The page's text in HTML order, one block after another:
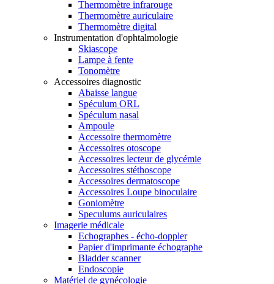
Thermomètre infrarouge
Thermomètre auriculaire
Thermomètre digital
Instrumentation d'ophtalmologie
Skiascope
Lampe à fente
Tonomètre
Accessoires diagnostic
Abaisse langue
Spéculum ORL
Spéculum nasal
Ampoule
Accessoire thermomètre
Accessoires otoscope
Accessoires lecteur de glycémie
Accessoires stéthoscope
Accessoires dermatoscope
Accessoires Loupe binoculaire
Goniomètre
Speculums auriculaires
Imagerie médicale
Echographes - écho-doppler
Papier d'imprimante échographe
Bladder scanner
Endoscopie
Matériel de gynécologie